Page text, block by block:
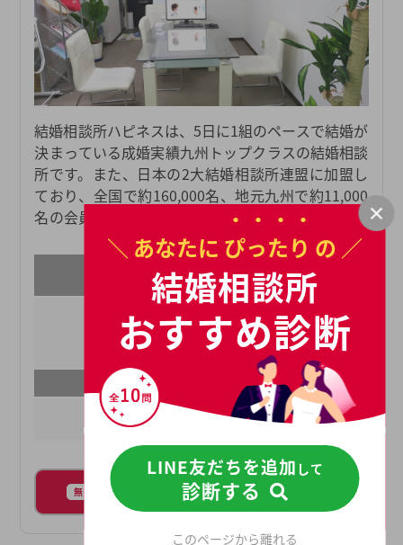
結婚相談所ハピネスは、5日に1組のペースで結婚が
決まっている成婚実績九州トップクラスの結婚相談
所です。また、日本の2大結婚相談所連盟に加盟し
ており、全国で約160,000名、地元九州で約11,000
名の会員様が登録されているため、たくさんの会員
様の中から自分に合った結婚相手を探すことができ
ます。地元の会員数が多く、きめ細かい婚活サポー
トを行っている結婚相談所ハピネスだからこそ、業
界内でも圧倒的に高い成婚実績を出し続けることが
できています。「婚活を運やご縁まかせにしない」
「確実に結果につながるサポートを行う」をモット
ーに、これからも皆様の “地元婚活” を全力で応援
させていただきます。
料金
スタンダードプラン
初期費用
¥44000
月額
¥11000
成婚料
¥220000
久留米駅
無料 パンフレットをもらう
＼ あなたに ぴったり の ／
結婚相談所
おすすめ診断
LINE友だちを追加 して
診断する
このページから離れる